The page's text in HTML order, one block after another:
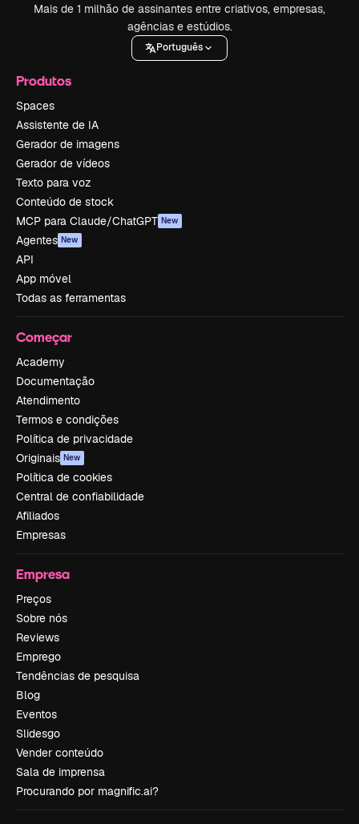
Mais de 1 milhão de assinantes entre criativos, empresas,
agências e estúdios.
Português
Produtos
Spaces
Assistente de IA
Gerador de imagens
Gerador de vídeos
Texto para voz
Conteúdo de stock
MCP para Claude/ChatGPT New
Agentes New
API
App móvel
Todas as ferramentas
Começar
Academy
Documentação
Atendimento
Termos e condições
Política de privacidade
Originais New
Política de cookies
Central de confiabilidade
Afiliados
Empresas
Empresa
Preços
Sobre nós
Reviews
Emprego
Tendências de pesquisa
Blog
Eventos
Slidesgo
Vender conteúdo
Sala de imprensa
Procurando por magnific.ai?